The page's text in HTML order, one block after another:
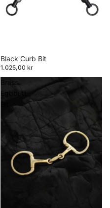
Black Curb Bit
1.025,00 kr
Brass
Eggbutt